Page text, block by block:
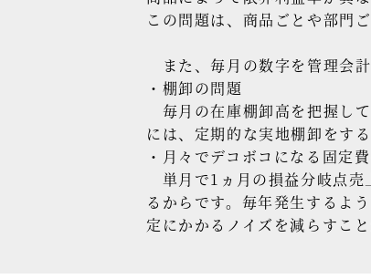
この問題は、商品ごとや部門
また、毎月の数字を管理会
・棚卸の問題
毎月の在庫棚卸高を把握し
には、定期的な実地棚卸をす
・月々でデコボコになる固定
単月で1ヵ月の損益分岐点売
るからです。毎年発生するよ
定にかかるノイズを減らすこと